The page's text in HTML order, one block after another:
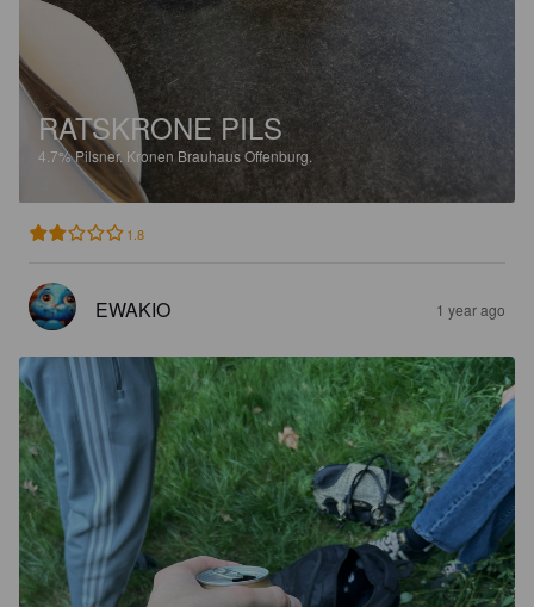
RATSKRONE PILS
4.7%Pilsner. Kronen Brauhaus Offenburg.
1.8
EWAKIO 1 year ago